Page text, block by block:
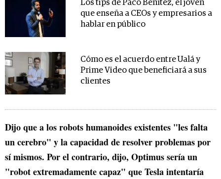
Los tips de Paco Benítez, el joven
que enseña a CEOs y empresarios a
hablar en público
Cómo es el acuerdo entre Ualá y
Prime Video que beneficiará a sus
clientes
Dijo que a los robots humanoides existentes "les falta
un cerebro" y la capacidad de resolver problemas por
sí mismos. Por el contrario, dijo, Optimus sería un
"robot extremadamente capaz" que Tesla intentaría